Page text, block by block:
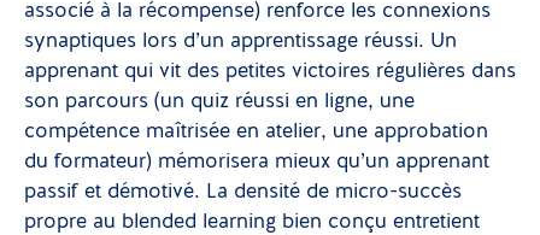
associé à la récompense) renforce les connexions
synaptiques lors d’un apprentissage réussi. Un
apprenant qui vit des petites victoires régulières dans
son parcours (un quiz réussi en ligne, une
compétence maîtrisée en atelier, une approbation
du formateur) mémorisera mieux qu’un apprenant
passif et démotivé. La densité de micro-succès
propre au blended learning bien conçu entretient